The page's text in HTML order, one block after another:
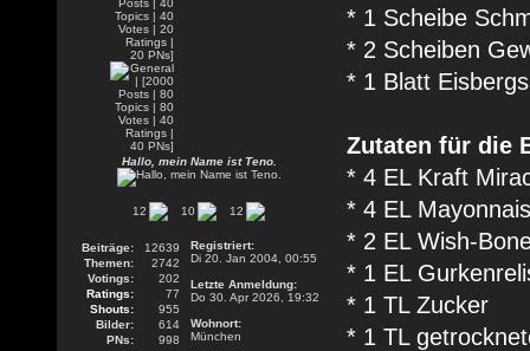
Hallo, mein Name ist Teno.
12 10 12
Beiträge:
12639
Themen:
2742
Votings:
202
Ratings:
77
Shouts:
955
Bilder:
614
PNs:
998
Registriert:
Di 20. Jan 2004, 00:55
Letzte Anmeldung:
Do 30. Apr 2026, 19:32
Wohnort:
München
* 1 Scheibe
* 2 Scheiben
* 1 Blatt
Zutaten für die
* 4 EL Kraft
* 4 EL
* 2 EL Wish-
* 1 EL
* 1 TL Zucker
* 1 TL